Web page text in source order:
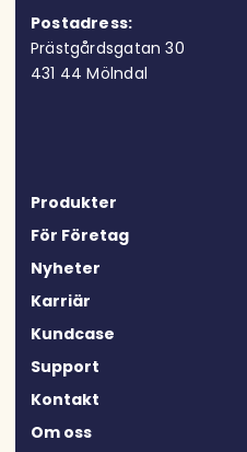
Postadress:
Prästgårdsgatan 30
431 44 Mölndal
Produkter
För Företag
Nyheter
Karriär
Kundcase
Support
Kontakt
Om oss